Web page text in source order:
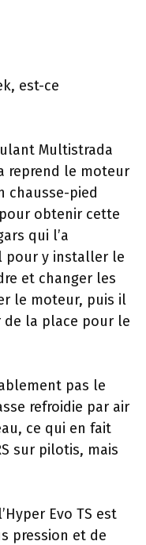
est-ce
Multistrada
reprend le moteur
chausse-pied
obtenir cette
qui l’a
pour y installer le
et changer les
le moteur, puis il
la place pour le
pas le
refroidie par air
ce qui en fait
sur pilotis, mais
Evo TS est
pression et de